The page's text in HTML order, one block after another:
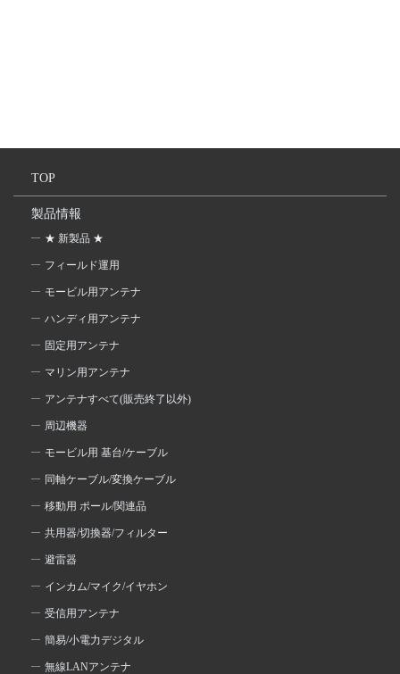
TOP
製品情報
★ 新製品 ★
フィールド運用
モービル用アンテナ
ハンディ用アンテナ
固定用アンテナ
マリン用アンテナ
アンテナすべて(販売終了以外)
周辺機器
モービル用 基台/ケーブル
同軸ケーブル/変換ケーブル
移動用 ポール/関連品
共用器/切換器/フィルター
避雷器
インカム/マイク/イヤホン
受信用アンテナ
簡易/小電力デジタル
無線LANアンテナ